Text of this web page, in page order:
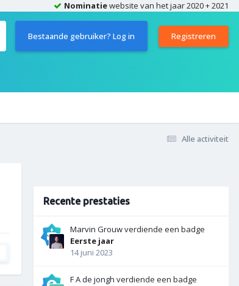
Nominatiewebsite van het jaar 2020 + 2021
Bestaande gebruiker? Log in Registreren
Alle activiteit
Recente prestaties
Marvin Grouwverdiende een badge
Eerste jaar
14 juni 2023
F A de jongh verdiende een badge